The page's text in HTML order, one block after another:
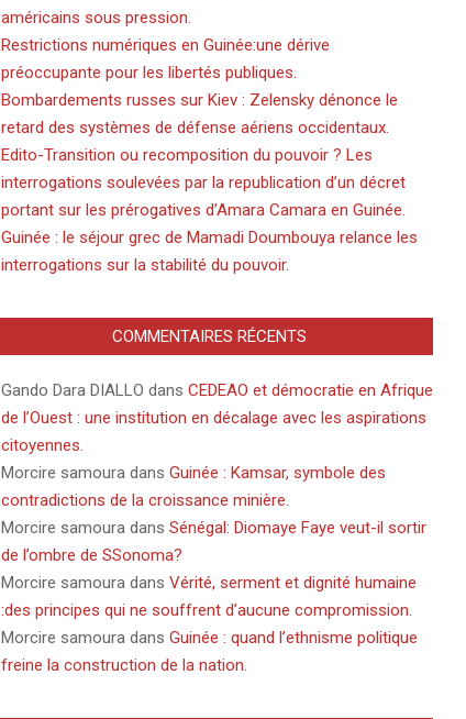
américains sous pression.
Restrictions numériques en Guinée:une dérive
préoccupante pour les libertés publiques.
Bombardements russes sur Kiev : Zelensky dénonce le
retard des systèmes de défense aériens occidentaux.
Edito-Transition ou recomposition du pouvoir ? Les
interrogations soulevées par la republication d’un décret
portant sur les prérogatives d’Amara Camara en Guinée.
Guinée : le séjour grec de Mamadi Doumbouya relance les
interrogations sur la stabilité du pouvoir.
COMMENTAIRES RÉCENTS
Gando Dara DIALLO dans CEDEAO et démocratie en Afrique
de l’Ouest : une institution en décalage avec les aspirations
citoyennes.
Morcire samoura dans Guinée : Kamsar, symbole des
contradictions de la croissance minière.
Morcire samoura dans Sénégal: Diomaye Faye veut-il sortir
de l’ombre de SSonoma?
Morcire samoura dans Vérité, serment et dignité humaine
:des principes qui ne souffrent d’aucune compromission.
Morcire samoura dans Guinée : quand l’ethnisme politique
freine la construction de la nation.